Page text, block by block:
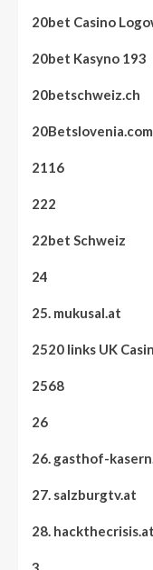
20bet Casino
20bet Kasyno 193
20betschweiz.ch
20Betslovenia.com
2116
222
22bet Schweiz
24
25. mukusal.at
2520 links UK
2568
26
26. gasthof-
27. salzburgtv.at
28. hackthecrisis.at